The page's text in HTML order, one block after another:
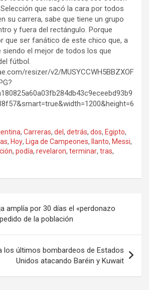
que sacó la cara por todos
su carrera, sabe que tiene un grupo
y fuera del rectángulo. Porque
que ser fanático de este chico que, a
siendo el mejor de todos los que
fútbol.
resizer/v2/MUSYCCWH5BBZXOF
, Carreras, del , detrás, dos, Egipto,
, Hoy, Liga de Campeones, llanto, Messi,
, podía, revelaron, terminar, tras,
amplía por 30 días el «perdonazo
de la población
los últimos bombardeos de Estados
Unidos atacando Baréin y Kuwait